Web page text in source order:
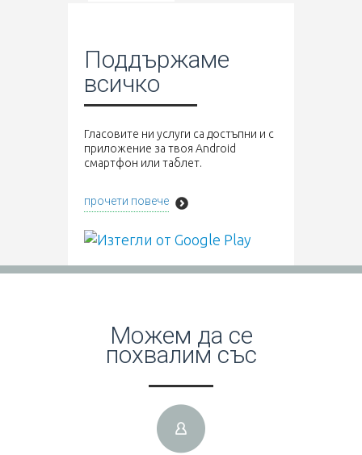
Поддържаме
всичко
Гласовите ни услуги са достъпни и с
приложение за твоя Android
смартфон или таблет.
прочети повече
Можем да се
похвалим със